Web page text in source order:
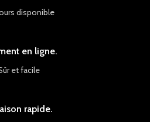
disponible
en ligne.
et facile
rapide.